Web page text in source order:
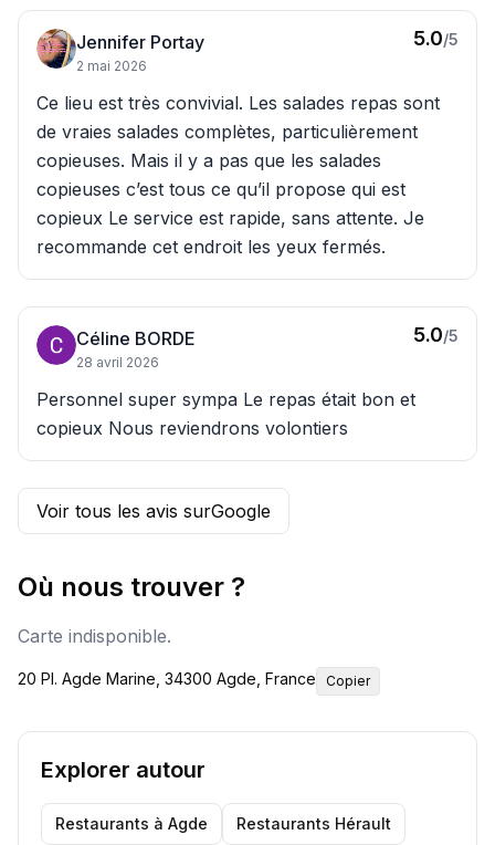
Jennifer Portay
2 mai 2026
5.0/5
Ce lieu est très convivial. Les salades repas sont
de vraies salades complètes, particulièrement
copieuses. Mais il y a pas que les salades
copieuses c’est tous ce qu’il propose qui est
copieux Le service est rapide, sans attente. Je
recommande cet endroit les yeux fermés.
Céline BORDE
28 avril 2026
5.0/5
Personnel super sympa Le repas était bon et
copieux Nous reviendrons volontiers
Voir tous les avis surGoogle
Où nous trouver ?
Carte indisponible.
20 Pl. Agde Marine, 34300 Agde, France Copier
Explorer autour
Restaurants à Agde Restaurants Hérault